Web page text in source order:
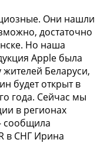
Они нашли
достаточно
Но наша
Apple была
Беларуси,
будет открыт в
года. Сейчас мы
в регионах
сообщила
в СНГ Ирина